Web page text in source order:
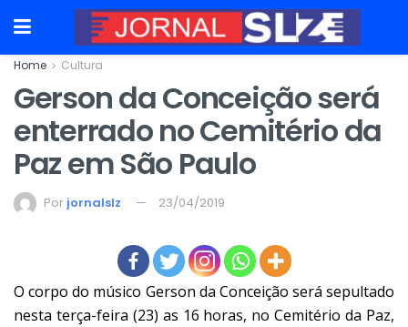
Home Cultura
Gerson da Conceição será
enterrado no Cemitério da
Paz em São Paulo
Por jornalslz 23/04/2019
O corpo do músico Gerson da Conceição será sepultado
nesta terça-feira (23) as 16 horas, no Cemitério da Paz,